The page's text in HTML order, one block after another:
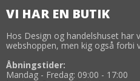
VI HAR EN BUTIK
Hos Design og handelshuset har
webshoppen, men kig også forbi
Åbningstider:
Mandag - Fredag: 09:00 - 17:00